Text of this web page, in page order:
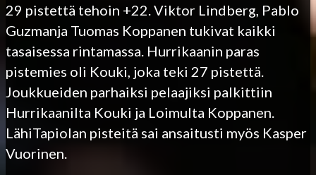
29 pistettä tehoin +22. Viktor Lindberg, Pablo
Guzmanja Tuomas Koppanen tukivat kaikki
tasaisessa rintamassa. Hurrikaanin paras
pistemies oli Kouki, joka teki 27 pistettä.
Joukkueiden parhaiksi pelaajiksi palkittiin
Hurrikaanilta Kouki ja Loimulta Koppanen.
LähiTapiolan pisteitä sai ansaitusti myös Kasper
Vuorinen.